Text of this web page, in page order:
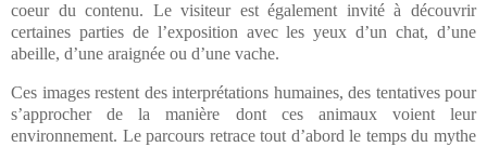
coeur du contenu. Le visiteur est également invité à découvrir
certaines parties de l’exposition avec les yeux d’un chat, d’une
abeille, d’une araignée ou d’une vache.
Ces images restent des interprétations humaines, des tentatives pour
s’approcher de la manière dont ces animaux voient leur
environnement. Le parcours retrace tout d’abord le temps du mythe